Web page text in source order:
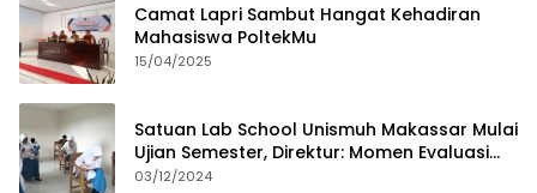
Camat Lapri Sambut Hangat Kehadiran
Mahasiswa PoltekMu
15/04/2025
Satuan Lab School Unismuh Makassar Mulai
Ujian Semester, Direktur: Momen Evaluasi
Proses Pembelajaran
03/12/2024